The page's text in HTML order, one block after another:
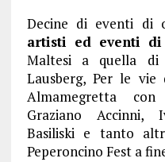
Decine di eventi di
artisti ed eventi di
Maltesi a quella di
Lausberg, Per le vie
Almamegretta con
Graziano Accinni,
Basiliski e tanto
Peperoncino Fest a